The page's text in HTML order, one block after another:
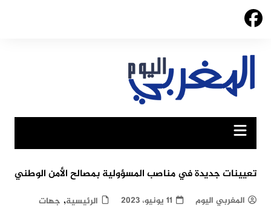
Skip
تعيينات جديدة في مناصب المسؤولية بمصالح الأمن الوطني
المغربي اليوم 11 يونيو، 2023 الرئيسية, جهات